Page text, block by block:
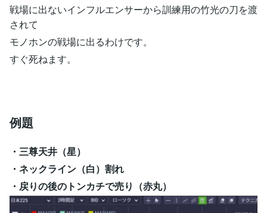
戦場に出ないインフルエンサーから訓練用の竹光の刀を渡
されて
モノホンの戦場に出るわけです。
すぐ死ねます。
例題
・三尊天井（星）
・ネックライン（白）割れ
・戻りの後のトンカチで売り（赤丸）